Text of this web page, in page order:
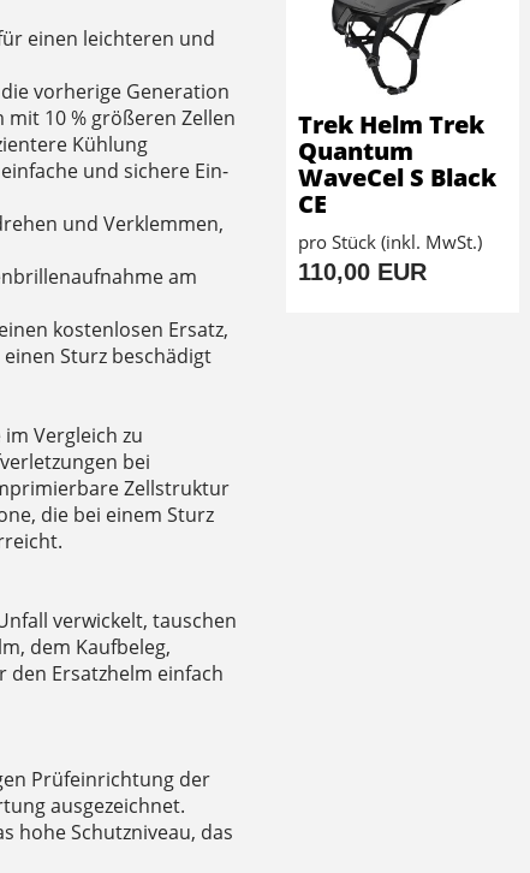
einen leichteren und
vorherige Generation
10 % größeren Zellen
Kühlung
und sichere Ein-
und Verklemmen,
am
kostenlosen Ersatz,
Sturz beschädigt
Vergleich zu
bei
Zellstruktur
die bei einem Sturz
verwickelt, tauschen
dem Kaufbeleg,
den Ersatzhelm einfach
Prüfeinrichtung der
ausgezeichnet.
hohe Schutzniveau, das
Trek Helm Trek
Quantum
WaveCel S Black
CE
pro Stück (inkl. MwSt.)
110,00 EUR